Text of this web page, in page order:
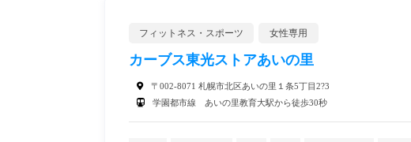
フィットネス・スポーツ 女性専用
カーブス東光ストアあいの里
〒002-8071 札幌市北区あいの里１条5丁目2?3
学園都市線 あいの里教育大駅から徒歩30秒